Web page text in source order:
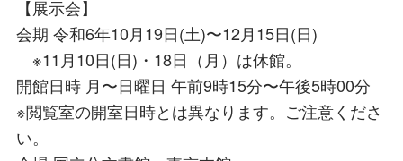
【展示会】
会期 令和6年10月19日(土)〜12月15日(日)
※11月10日(日)・18日（月）は休館。
開館日時 月〜日曜日 午前9時15分〜午後5時00分
※閲覧室の開室日時とは異なります。ご注意くださ
い。